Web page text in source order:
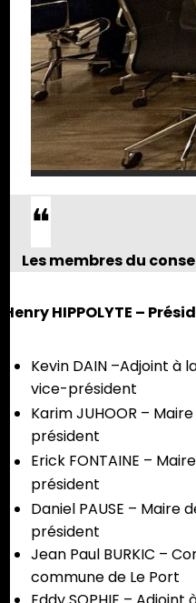
Les membres du
Henry HIPPOLYTE –
Kevin DAIN –Adjoint à
vice-président
Karim JUHOOR –
président
Erick FONTAINE –
président
Daniel PAUSE – Maire
président
Jean Paul BURKIC –
commune de Le Port